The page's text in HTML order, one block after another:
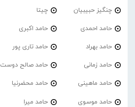
چنگیز حبیبیان چیتا
حامد احمدی حامد اکبری
حامد بهراد حامد تاری پور
حامد زمانی حامد صالح دوست
حامد ماهینی حامد محضرنیا
حامد موسوی حامد میرا